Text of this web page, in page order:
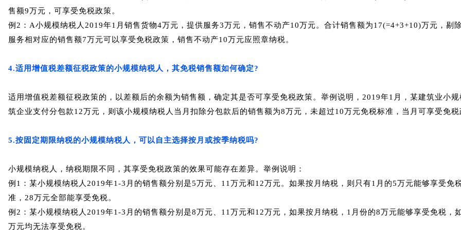
售额9万元，可享受免税政策。
例2： A小规模纳税人2019年1月销售货物4万元，提供服务3万元，销售不动产10万元。 合计销售额为17(=4+3+10)万元，剔
服务相对应的销售额7万元可以享受免税政策，销售不动产10万元应照章纳税。
4.适用增值税差额征税政策的小规模纳税人，其免税销售额如何确定?
适用增值税差额征税政策的，以差额后的余额为销售额，确定其是否可享受免税政策。 举例说明，2019年1月，某建筑业小
筑企业支付分包款12万元，则该小规模纳税人当月扣除分包款后的销售额为8万元，未超过10万元免税标准，当月可享受免
5.按固定期限纳税的小规模纳税人，可以自主选择按月或按季纳税吗?
小规模纳税人，纳税期限不同，其享受免税政策的效果可能存在差异。 举例说明：
例1： 某小规模纳税人2019年1-3月的销售额分别是5万元、11万元和12万元。 如果按月纳税，则只有1月的5万元能够享受免
准，28万元全部能享受免税。
例2： 某小规模纳税人2019年1-3月的销售额分别是8万元、11万元和12万元，如果按月纳税，1月份的8万元能够享受免税
万元均无法享受免税。